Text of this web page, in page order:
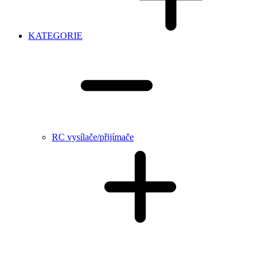
KATEGORIE
RC vysílače/přijímače